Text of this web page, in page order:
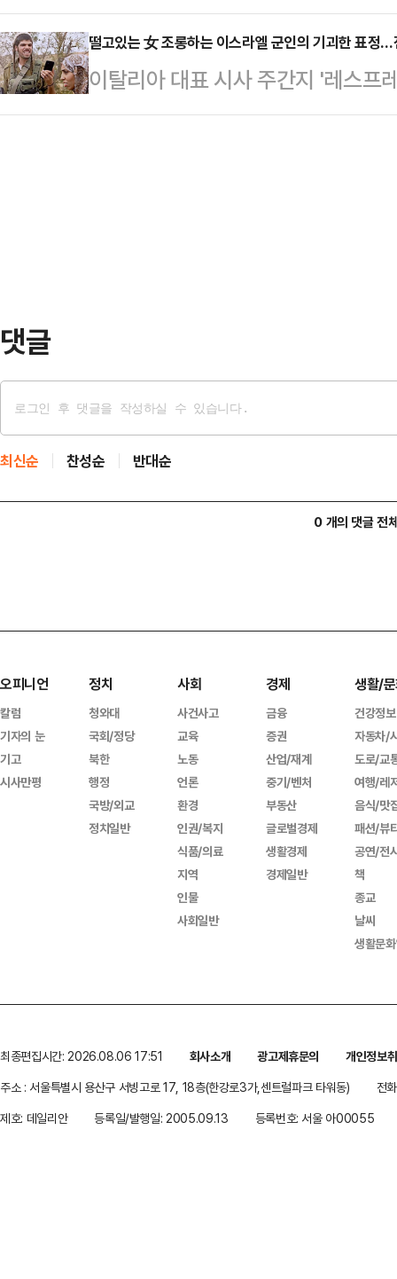
이번 조치는 …
르면 한화토탈은 지난 13일 고객사
공급에 대한 ‘불가항력(Force
변이나 전쟁 등 통제 불가능한 상황
매자의 법적 …
이란 인도적 지원 결정에 공개적으
신의 사회관계망서비스(SNS)에 '
결정'이라는 제목의 기사를 캡처해
면 그 돈은 국민이 아니라 4만명을
떨고있는 女 조롱하는 이스라엘 군인의 기괴한 표정
이탈리아 대표 시사 주간지 '레스
이 국제사회에 큰 충격을 주고 있다
댓글
최신순 찬성순 반대순
0 개의 댓글 전
오피니언
칼럼
기자의 눈
기고
시사만평
정치
청와대
국회/정당
북한
행정
국방/외교
정치일반
사회
사건사고
교육
노동
언론
환경
인권/복지
식품/의료
지역
인물
사회일반
경제
금융
증권
산업/재계
중기/벤처
부동산
글로벌경제
생활경제
경제일반
생활/
건강정보
자동차/
도로/교
여행/레
음식/맛
패션/뷰
공연/전
책
종교
날씨
생활문
최종편집시간: 2026.08.06 17:51 회사소개 광고제휴문의
개인정보
주소 : 서울특별시 용산구 서빙고로 17, 18층(한강로3가,센트럴파크 타워동)
전
제호: 데일리안
등록일/발행일: 2005.09.13 등록번호: 서울 아00055